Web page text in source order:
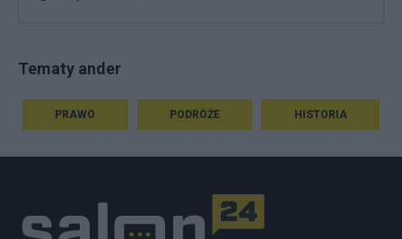
Tematy ander
PRAWO PODRÓŻE HISTORIA